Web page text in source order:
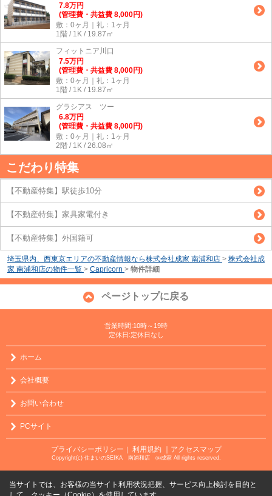
7.8万円
(管理費・共益費 8,000円)
敷：0ヶ月｜礼：1ヶ月
1階 / 1K / 19.87㎡
フィットニア川口
7.5万円
(管理費・共益費 8,000円)
敷：0ヶ月｜礼：1ヶ月
1階 / 1K / 19.87㎡
グラシアス ツー
6.8万円
(管理費・共益費 8,000円)
敷：0ヶ月｜礼：1ヶ月
2階 / 1K / 26.08㎡
こだわり特集
【不動産特集】駅徒歩10分
【不動産特集】家具家電付き
【不動産特集】外国籍可
埼玉県内、西東京エリアの不動産情報なら株式会社成家 南浦和店 > 株式会社成
家 南浦和店の物件一覧 > Capricorn > 物件詳細
ページトップに戻る
営業時間:10時～19時
定休日:定休日なし
ホーム
会社概要
お問い合わせ
PCサイト
プライバシーポリシー ｜ 利用規約 ｜アクセスマップ
Copyright(c) 住まいのSEIKA 南浦和店 ㈱成家 All rights reserved.
当サイトでは、お客様の当サイト利用状況把握、サービス向上検討を目的と